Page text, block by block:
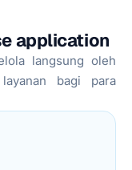
application
langsung oleh
bagi para